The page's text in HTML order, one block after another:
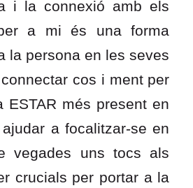
i la connexió amb els
a mi és una forma
la persona en les seves
cos i ment per
ESTAR més present en
a focalitzar-se en
vegades uns tocs als
crucials per portar a la